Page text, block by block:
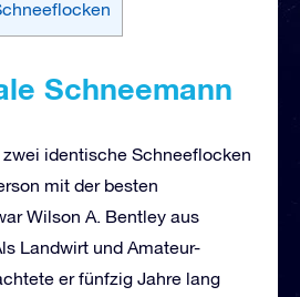
Schneemann
identische Schneeflocken
mit der besten
Wilson A. Bentley aus
Landwirt und Amateur-
er fünfzig Jahre lang